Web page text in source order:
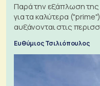
Παρά την εξάπλωση της
για τα καλύτερα
αυξάνονται στις
Ευθύμιος Τσιλιόπουλος